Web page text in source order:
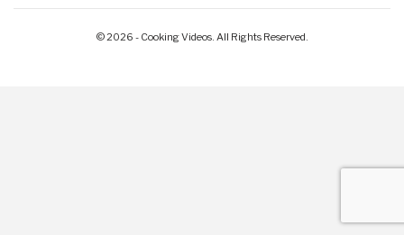
© 2026 - Cooking Videos. All Rights Reserved.